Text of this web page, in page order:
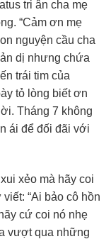
tri ân cha mẹ
“Cảm ơn mẹ
nguyện cầu cha
dị nhưng chứa
trái tim của
tỏ lòng biết ơn
Tháng 7 không
ái để đối đãi với
xẻo mà hãy coi
“Ai bảo cô hồn
cứ coi nó nhẹ
vượt qua những